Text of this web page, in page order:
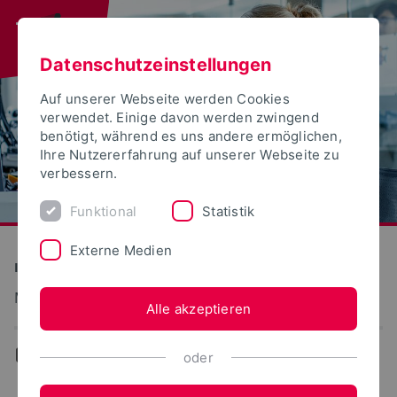
Informatik und Automation
Mensch-Technik-Interaktion
... Forschung
Datenschutzeinstellungen
Auf unserer Webseite werden Cookies
verwendet. Einige davon werden zwingend
benötigt, während es uns andere ermöglichen,
Ihre Nutzererfahrung auf unserer Webseite zu
verbessern.
Funktional Statistik
Externe Medien
Alle akzeptieren
oder